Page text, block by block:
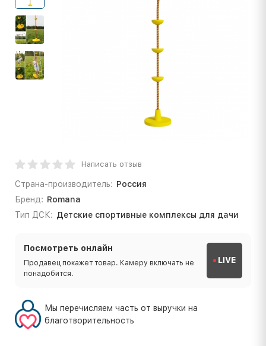
Написать отзыв
Страна-производитель: Россия
Бренд: Romana
Тип ДСК: Детские спортивные комплексы для дачи
Посмотреть онлайн
Продавец покажет товар. Камеру включать не
понадобится.
LIVE
Мы перечисляем часть от выручки на
благотворительность